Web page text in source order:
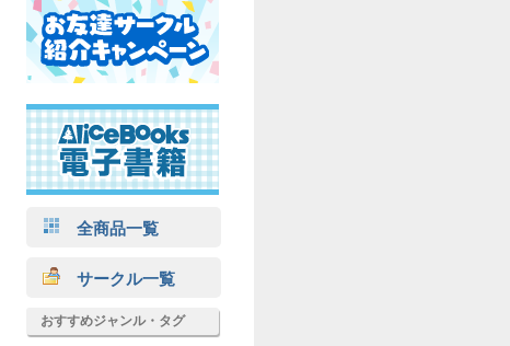
全商品一覧
サークル一覧
おすすめジャンル・タグ